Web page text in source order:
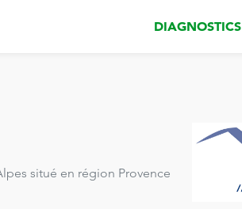
DIAGNOSTICS
situé en région Provence